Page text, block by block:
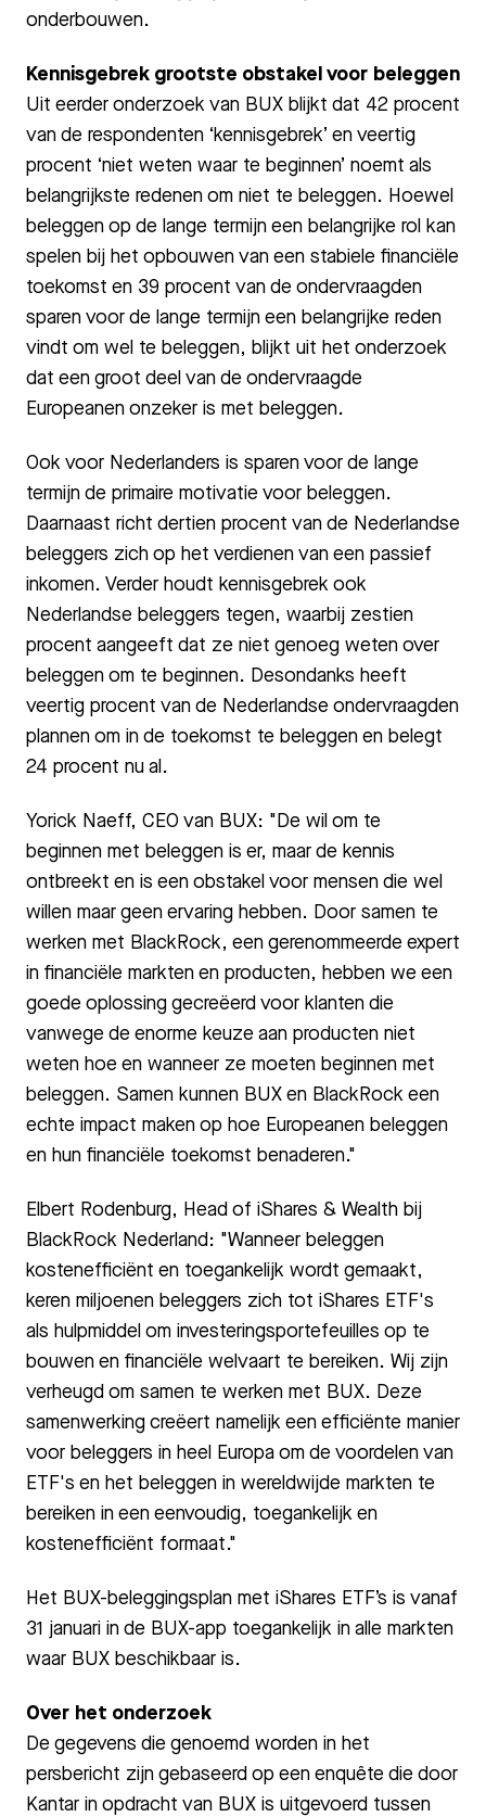
onderbouwen.
Kennisgebrek grootste obstakel voor beleggen
Uit eerder onderzoek van BUX blijkt dat 42 procent
van de respondenten ‘kennisgebrek’ en veertig
procent ‘niet weten waar te beginnen’ noemt als
belangrijkste redenen om niet te beleggen. Hoewel
beleggen op de lange termijn een belangrijke rol kan
spelen bij het opbouwen van een stabiele financiële
toekomst en 39 procent van de ondervraagden
sparen voor de lange termijn een belangrijke reden
vindt om wel te beleggen, blijkt uit het onderzoek
dat een groot deel van de ondervraagde
Europeanen onzeker is met beleggen.
Ook voor Nederlanders is sparen voor de lange
termijn de primaire motivatie voor beleggen.
Daarnaast richt dertien procent van de Nederlandse
beleggers zich op het verdienen van een passief
inkomen. Verder houdt kennisgebrek ook
Nederlandse beleggers tegen, waarbij zestien
procent aangeeft dat ze niet genoeg weten over
beleggen om te beginnen. Desondanks heeft
veertig procent van de Nederlandse ondervraagden
plannen om in de toekomst te beleggen en belegt
24 procent nu al.
Yorick Naeff, CEO van BUX: "De wil om te
beginnen met beleggen is er, maar de kennis
ontbreekt en is een obstakel voor mensen die wel
willen maar geen ervaring hebben. Door samen te
werken met BlackRock, een gerenommeerde expert
in financiële markten en producten, hebben we een
goede oplossing gecreëerd voor klanten die
vanwege de enorme keuze aan producten niet
weten hoe en wanneer ze moeten beginnen met
beleggen. Samen kunnen BUX en BlackRock een
echte impact maken op hoe Europeanen beleggen
en hun financiële toekomst benaderen."
Elbert Rodenburg, Head of iShares & Wealth bij
BlackRock Nederland: "Wanneer beleggen
kostenefficiënt en toegankelijk wordt gemaakt,
keren miljoenen beleggers zich tot iShares ETF's
als hulpmiddel om investeringsportefeuilles op te
bouwen en financiële welvaart te bereiken. Wij zijn
verheugd om samen te werken met BUX. Deze
samenwerking creëert namelijk een efficiënte manier
voor beleggers in heel Europa om de voordelen van
ETF's en het beleggen in wereldwijde markten te
bereiken in een eenvoudig, toegankelijk en
kostenefficiënt formaat."
Het BUX-beleggingsplan met iShares ETF’s is vanaf
31 januari in de BUX-app toegankelijk in alle markten
waar BUX beschikbaar is.
Over het onderzoek
De gegevens die genoemd worden in het
persbericht zijn gebaseerd op een enquête die door
Kantar in opdracht van BUX is uitgevoerd tussen